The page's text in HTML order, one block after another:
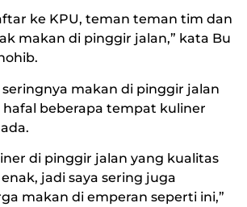
ke KPU, teman teman tim dan
makan di pinggir jalan,” kata Bu
makan di pinggir jalan
hafal beberapa tempat kuliner
di pinggir jalan yang kualitas
jadi saya sering juga
makan di emperan seperti ini,”